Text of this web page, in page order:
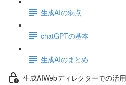
生成AIの弱点
chatGPTの基本
生成AIのまとめ
生成AIWebディレクターでの活用